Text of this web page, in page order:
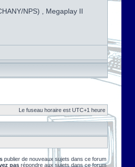
NPS) , Megaplay II
Le fuseau horaire est UTC+1 heure
publier de nouveaux sujets dans ce forum
pas répondre aux sujets dans ce forum